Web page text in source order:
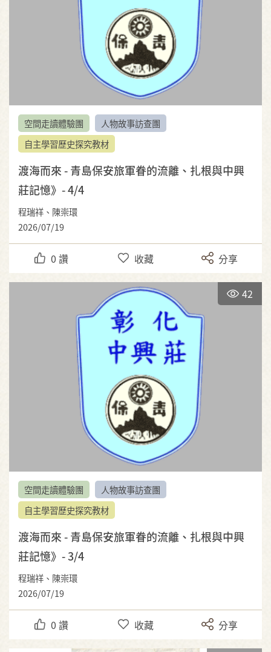
空間走讀體驗團
人物故事訪查團
自主學習歷史探究教材
渡海而來 - 青島保安旅軍眷的流離、扎根與中興
莊記憶》- 4/4
程瑞祥、陳崇環
2026/07/19
0 讚 收藏 分享
42
空間走讀體驗團
人物故事訪查團
自主學習歷史探究教材
渡海而來 - 青島保安旅軍眷的流離、扎根與中興
莊記憶》- 3/4
程瑞祥、陳崇環
2026/07/19
0 讚 收藏 分享